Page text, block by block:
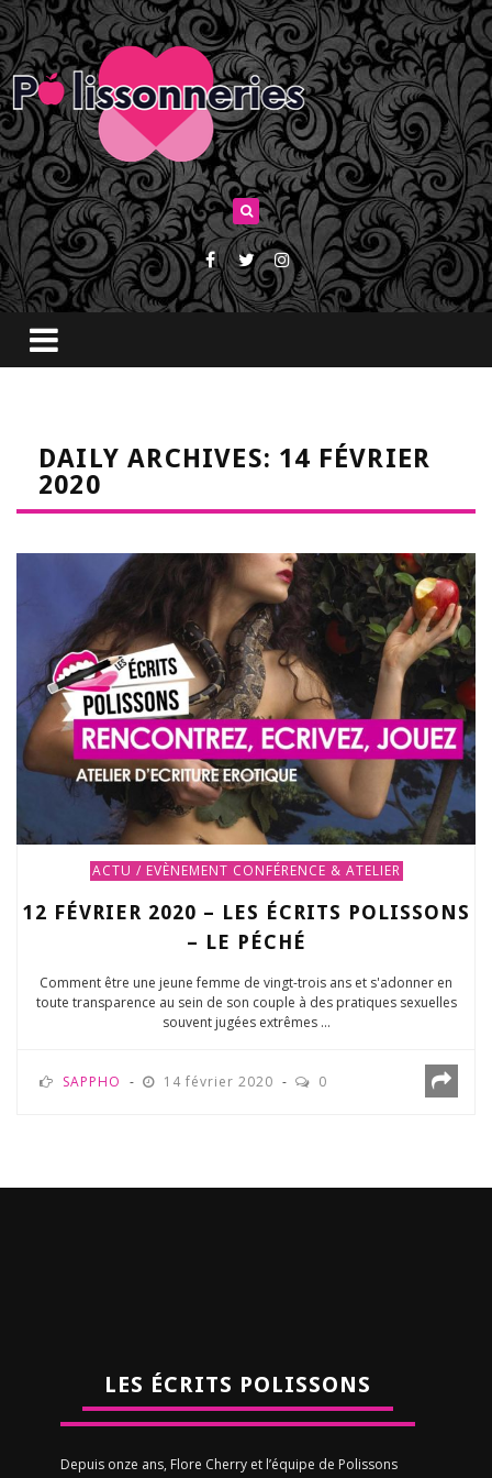
DAILY ARCHIVES: 14 FÉVRIER
2020
ACTU / EVÈNEMENT CONFÉRENCE & ATELIER
12 FÉVRIER 2020 – LES ÉCRITS POLISSONS
– LE PÉCHÉ
Comment être une jeune femme de vingt-trois ans et s'adonner en
toute transparence au sein de son couple à des pratiques sexuelles
souvent jugées extrêmes ...
SAPPHO 14 février 2020 0
LES ÉCRITS POLISSONS
Depuis onze ans, Flore Cherry et l’équipe de Polissons